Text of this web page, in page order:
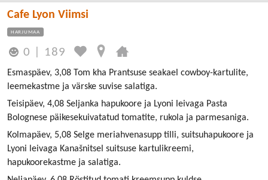
Cafe Lyon Viimsi
HARJUMAA
0 189
Esmaspäev, 3,08 Tom kha Prantsuse seakael cowboy-kartulite,
leemekastme ja värske suvise salatiga.
Teisipäev, 4,08 Seljanka hapukoore ja Lyoni leivaga Pasta
Bolognese päikesekuivatatud tomatite, rukola ja parmesaniga.
Kolmapäev, 5,08 Selge meriahvenasupp tilli, suitsuhapukoore ja
Lyoni leivaga Kanašnitsel suitsuse kartulikreemi,
hapukoorekastme ja salatiga.